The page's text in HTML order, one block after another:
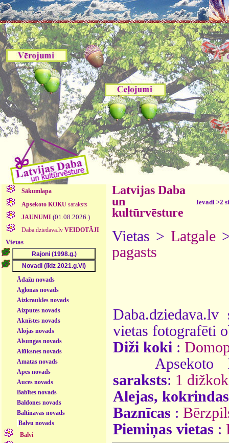
Sākumlapa
Apsekoto KOKUsaraksts
JAUNUMI (01.08.2026.)
Daba.dziedava.lv VEIDOTĀJI
Vietas
Ādažu novads
Aglonas novads
Aizkraukles novads
Aizputes novads
Aknīstes novads
Alojas novads
Alsungas novads
Alūksnes novads
Amatas novads
Apes novads
Auces novads
Babītes novads
Baldones novads
Baltinavas novads
Balvu novads
Balvi
Latvijas Daba
un
kultūrvēsture
Ievadi >2
Vietas > Latgale
pagasts
vietas fotografēti
Diži koki :
Apsekoto
saraksts: 1
Alejas, kokrindas
Baznīcas :
Piemiņas vietas :